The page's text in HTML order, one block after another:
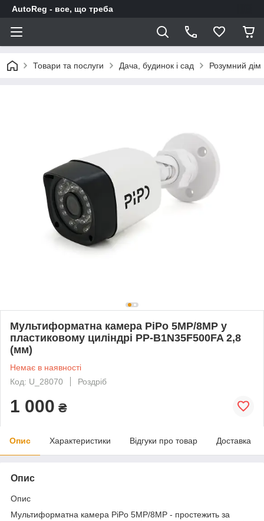
AutoReg - все, що треба
Товари та послуги Дача, будинок і сад Розумний дім
Мультиформатна камера PiPo 5MP/8MP у
пластиковому циліндрі PP-B1N35F500FA 2,8
(мм)
Немає в наявності
Код: U_28070
Роздріб
1 000 ₴
Опис Характеристики Відгуки про товар Доставка
Опис
Опис
Мультиформатна камера PiPo 5MP/8MP - простежить за